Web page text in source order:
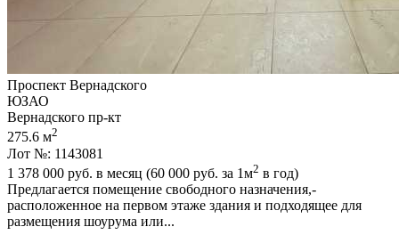
Проспект Вернадского
ЮЗАО
Вернадского пр-кт
275.6 м2
Лот №: 1143081
1 378 000 руб. в месяц (60 000 руб. за 1м2 в год)
Предлагается помещение свободного назначения,­
расположенное на первом этаже здания и подходящее для
размещения шоурума или...